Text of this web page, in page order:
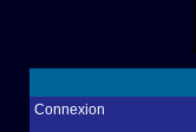
Connexion